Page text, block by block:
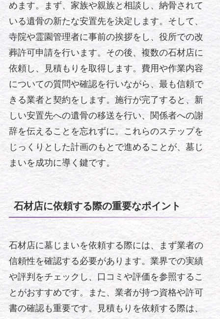
めます。まず、家族や親族と相談し、納骨されて
いる遺骨の新たな安置先を決定します。そして、
寺院や霊園管理者に事前の挨拶をし、役所での改
葬許可申請を行います。その後、複数の石材店に
依頼し、見積もりを取得します。費用や作業内容
についての質問や確認を行いながら、最も信頼で
きる業者と契約をします。施行が完了すると、新
しい安置先への遺骨の移送を行い、関係者への謝
辞を伝えることを忘れずに。これらのステップを
じっくりとした計画のもとで進めることが、墓じ
まいを成功に導く鍵です。
石材店に依頼する際の重要なポイント
石材店に墓じまいを依頼する際には、まず業者の
信頼性を確認する必要があります。業界での実績
や評判をチェックし、口コミや評価を参照するこ
とがおすすめです。また、業者が持つ資格や許可
書の確認も重要です。見積もりを依頼する際は、